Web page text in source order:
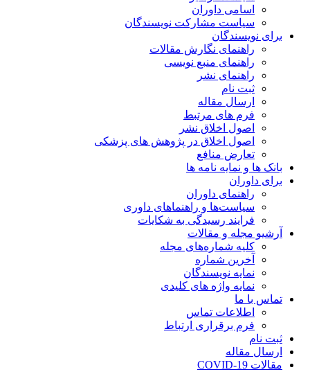
اسامی داوران
سیاست مشارکت نویسندگان
برای نویسندگان
راهنمای نگارش مقالات
راهنمای منبع نویسی
راهنمای نشر
ثبت نام
ارسال مقاله
فرم های مرتبط
اصول اخلاق نشر
اصول اخلاق در پژوهش های پزشکی
تعارض منافع
بانک ها و نمایه نامه ها
برای داوران
راهنمای داوران
سیاست‌ها و راهنماهای داوری
فرایند رسیدگی به شکایات
آرشیو مجله و مقالات
کلیه شماره‌های مجله
آخرین شماره
نمایه نویسندگان
نمایه واژه های کلیدی
تماس با ما
اطلاعات تماس
فرم برقراری ارتباط
ثبت نام
ارسال مقاله
مقالات COVID-19